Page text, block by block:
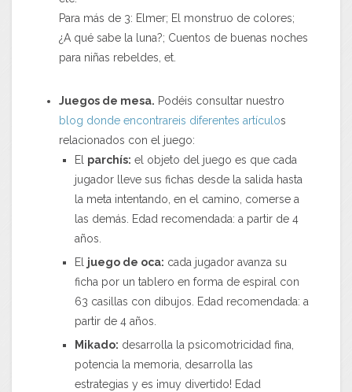
Para más de 3: Elmer; El monstruo de colores;
¿A qué sabe la luna?; Cuentos de buenas noches
para niñas rebeldes, et.
Juegos de mesa. Podéis consultar nuestro
blog donde encontrareis diferentes artículos
relacionados con el juego:
El parchís: el objeto del juego es que cada
jugador lleve sus fichas desde la salida hasta
la meta intentando, en el camino, comerse a
las demás. Edad recomendada: a partir de 4
años.
El juego de oca: cada jugador avanza su
ficha por un tablero en forma de espiral con
63 casillas con dibujos. Edad recomendada: a
partir de 4 años.
Mikado: desarrolla la psicomotricidad fina,
potencia la memoria, desarrolla las
estrategias y es ¡muy divertido! Edad